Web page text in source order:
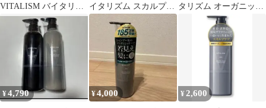
VITALISM バイタリズ
ム メンズ スカルプコン
ディショナー
イタリズム スカルプト
ニック& オーガニック
コンディショナー
タリズム オーガニック
スカルプシャンプー
500ml 1本
¥4,790 ¥4,000 ¥ 2,600